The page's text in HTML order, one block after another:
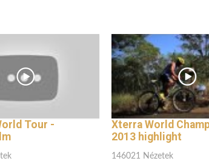
Tour -
Xterra World
2013 highlight
146021 Nézetek